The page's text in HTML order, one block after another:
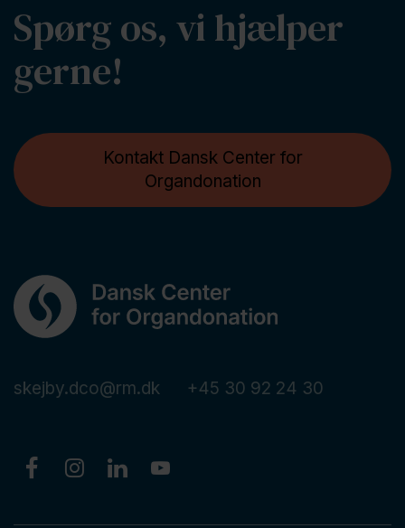
Spørg os, vi hjælper
gerne!
Kontakt Dansk Center for
Organdonation
skejby.dco@rm.dk +45 30 92 24 30